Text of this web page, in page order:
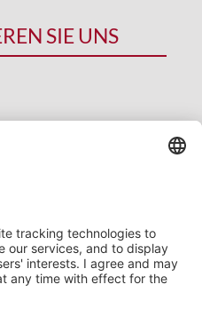
SIE UNS
AUCH HIER